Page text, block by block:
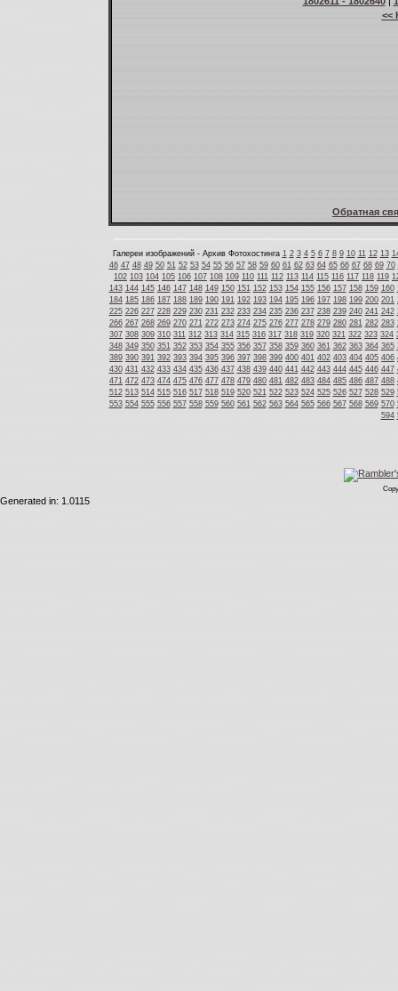
<<
Обратная
Галереи изображений - Архив Фотохостинга 1 2 3 4 5 6 7 8 9 10 11 12 13
46 47 48 49 50 51 52 53 54 55 56 57 58 59 60 61 62 63 64 65 66 67 68 69 70
102 103 104 105 106 107 108 109 110 111 112 113 114 115 116 117 118 119
143 144 145 146 147 148 149 150 151 152 153 154 155 156 157 158 159 160
184 185 186 187 188 189 190 191 192 193 194 195 196 197 198 199 200 201
225 226 227 228 229 230 231 232 233 234 235 236 237 238 239 240 241 242
266 267 268 269 270 271 272 273 274 275 276 277 278 279 280 281 282 283
307 308 309 310 311 312 313 314 315 316 317 318 319 320 321 322 323 324
348 349 350 351 352 353 354 355 356 357 358 359 360 361 362 363 364 365
389 390 391 392 393 394 395 396 397 398 399 400 401 402 403 404 405 406
430 431 432 433 434 435 436 437 438 439 440 441 442 443 444 445 446 447
471 472 473 474 475 476 477 478 479 480 481 482 483 484 485 486 487 488
512 513 514 515 516 517 518 519 520 521 522 523 524 525 526 527 528 529
553 554 555 556 557 558 559 560 561 562 563 564 565 566 567 568 569 570
594
Generated in: 1.0115